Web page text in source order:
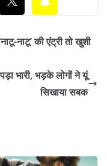
नाटू’ की एंट्री तो खुशी
भारी, भड़के लोगों ने यूं
सिखाया सबक